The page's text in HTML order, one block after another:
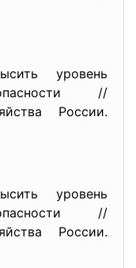
уровень
//
России.
уровень
//
России.